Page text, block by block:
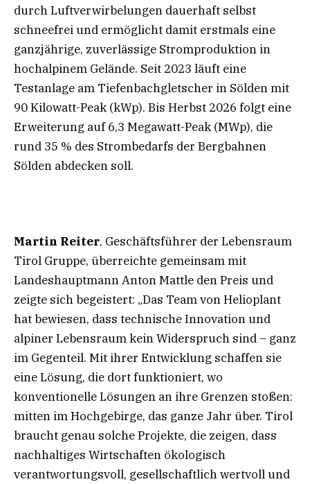
durch Luftverwirbelungen dauerhaft selbst
schneefrei und ermöglicht damit erstmals eine
ganzjährige, zuverlässige Stromproduktion in
hochalpinem Gelände. Seit 2023 läuft eine
Testanlage am Tiefenbachgletscher in Sölden mit
90 Kilowatt-Peak (kWp). Bis Herbst 2026 folgt eine
Erweiterung auf 6,3 Megawatt-Peak (MWp), die
rund 35 % des Strombedarfs der Bergbahnen
Sölden abdecken soll.
Martin Reiter, Geschäftsführer der Lebensraum
Tirol Gruppe, überreichte gemeinsam mit
Landeshauptmann Anton Mattle den Preis und
zeigte sich begeistert: „Das Team von Helioplant
hat bewiesen, dass technische Innovation und
alpiner Lebensraum kein Widerspruch sind – ganz
im Gegenteil. Mit ihrer Entwicklung schaffen sie
eine Lösung, die dort funktioniert, wo
konventionelle Lösungen an ihre Grenzen stoßen:
mitten im Hochgebirge, das ganze Jahr über. Tirol
braucht genau solche Projekte, die zeigen, dass
nachhaltiges Wirtschaften ökologisch
verantwortungsvoll, gesellschaftlich wertvoll und